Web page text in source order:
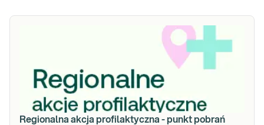
Regionalna akcja profilaktyczna - punkt pobrań